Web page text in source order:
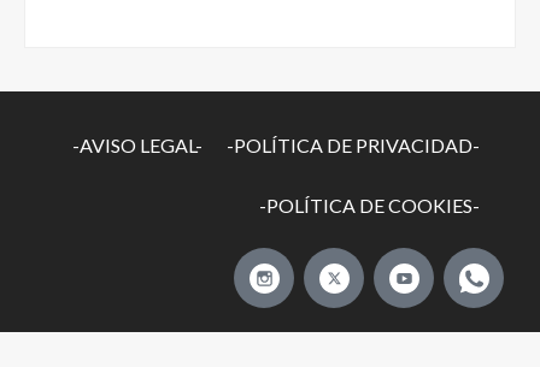
-AVISO LEGAL- -POLÍTICA DE PRIVACIDAD-
-POLÍTICA DE COOKIES-